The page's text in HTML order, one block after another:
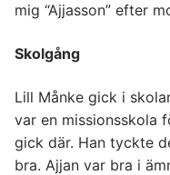
mig “Ajjasson” efter
Skolgång
Lill Månke gick i
var en missionsskola
gick där. Han tyckte
bra. Ajjan var bra i